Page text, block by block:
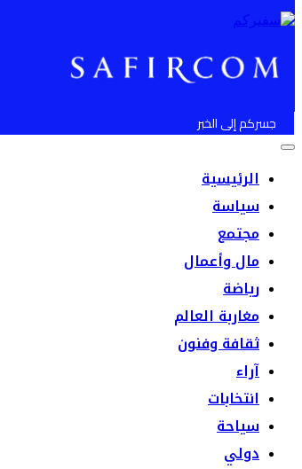
جسركم إلى الخبر
الرئيسية
سياسة
مجتمع
مال وأعمال
رياضة
مغاربة العالم
ثقافة وفنون
آراء
انتخابات
سياحة
دولي